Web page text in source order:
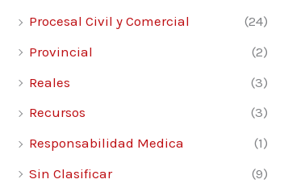
Procesal Civil y Comercial
(24)
Provincial
(2)
Reales
(3)
Recursos
(3)
Responsabilidad Medica
(1)
Sin Clasificar
(9)